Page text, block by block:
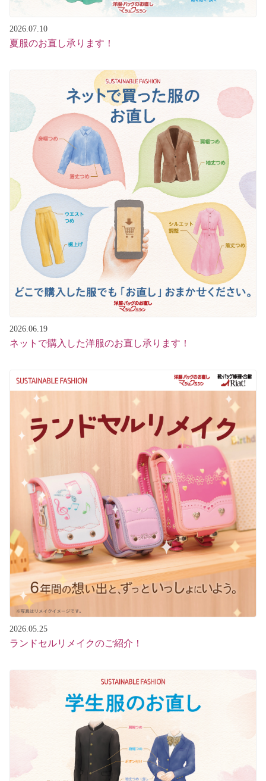
2026.07.10
夏服のお直し承ります！
2026.06.19
ネットで購入した洋服のお直し承ります！
2026.05.25
ランドセルリメイクのご紹介！